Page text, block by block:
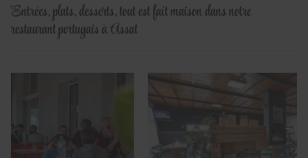
Entrées, plats, desserts, tout est fait maison dans notre
restaurant portugais à Assat